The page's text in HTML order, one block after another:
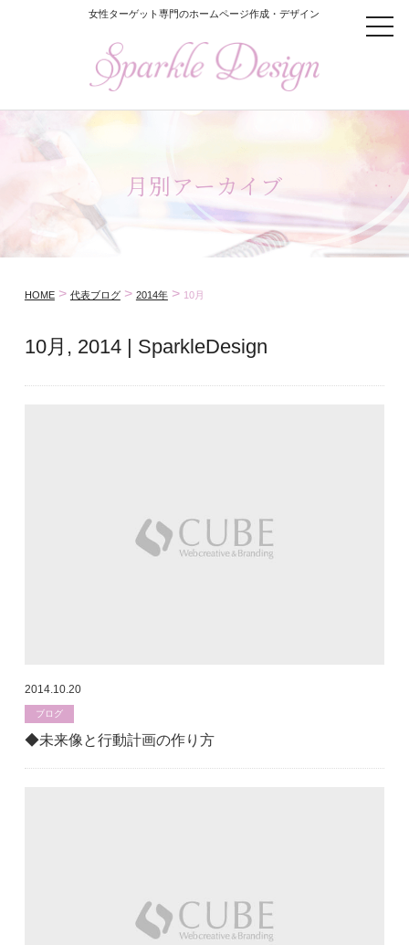
女性ターゲット専門のホームページ作成・デザイン
月別アーカイブ
HOME> 代表ブログ> 2014年> 10月
10月, 2014 | SparkleDesign
2014.10.20
ブログ
◆未来像と行動計画の作り方
t
o
t
i
o